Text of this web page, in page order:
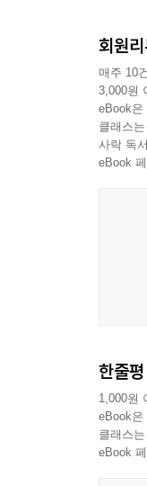
｜제3
01 박
02 박
가. 포
나. 기
01 경제
가. 당
나. 당
다. 박
이 연
최고지
특징이
리더십
변형되
회원
매주 10
3,000원
eBook은
클래스
사락 독
eBook
한줄평
1,000원
eBook은
클래스
eBook